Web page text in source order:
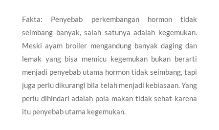
Fakta: Penyebab perkembangan hormon tidak
seimbang banyak, salah satunya adalah kegemukan.
Meski ayam broiler mengandung banyak daging dan
lemak yang bisa memicu kegemukan bukan berarti
menjadi penyebab utama hormon tidak seimbang, tapi
juga perlu dikurangi bila telah menjadi kebiasaan. Yang
perlu dihindari adalah pola makan tidak sehat karena
itu penyebab utama kegemukan.